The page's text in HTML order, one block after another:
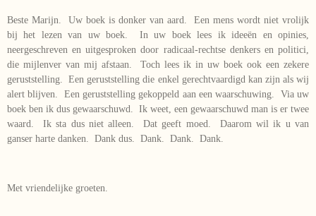
Beste Marijn. Uw boek is donker van aard. Een mens wordt niet vrolijk
bij het lezen van uw boek. In uw boek lees ik ideeën en opinies,
neergeschreven en uitgesproken door radicaal-rechtse denkers en politici,
die mijlenver van mij afstaan. Toch lees ik in uw boek ook een zekere
geruststelling. Een geruststelling die enkel gerechtvaardigd kan zijn als wij
alert blijven. Een geruststelling gekoppeld aan een waarschuwing. Via uw
boek ben ik dus gewaarschuwd. Ik weet, een gewaarschuwd man is er twee
waard. Ik sta dus niet alleen. Dat geeft moed. Daarom wil ik u van
ganser harte danken. Dank dus. Dank. Dank. Dank.
Met vriendelijke groeten.